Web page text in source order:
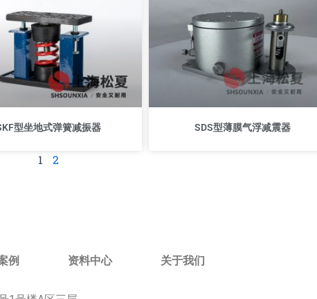
型坐地式弹簧减振器 SDS型薄膜气浮减震器
1 2
例 资料中心 关于我们